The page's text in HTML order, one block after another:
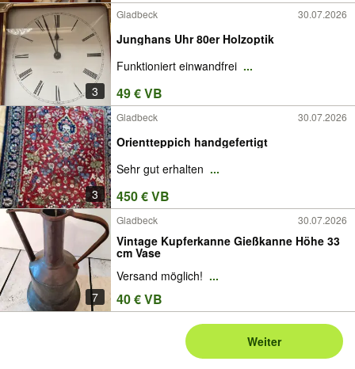
3
Gladbeck 30.07.2026
Junghans Uhr 80er Holzoptik
Funktioniert einwandfrei ...
49 € VB
3
Gladbeck 30.07.2026
Orientteppich handgefertigt
Sehr gut erhalten ...
450 € VB
7
Gladbeck 30.07.2026
Vintage Kupferkanne Gießkanne Höhe 33
cm Vase
Versand möglich! ...
40 € VB
Weiter